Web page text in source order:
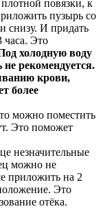
повязки, к
пузырь со
снизу. И придать
часа. Это
холодную воду
рекомендуется.
крови,
более
можно поместить
Это поможет
незначительные
можно не
приложить на 2
Это
отёка.